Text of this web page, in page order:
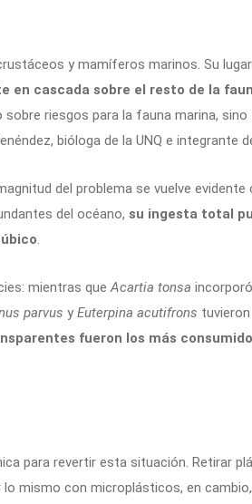
y mamíferos marinos. Su
en cascada sobre el resto de la
riesgos para la fauna marina, sino
bióloga de la UNQ e integrante
del problema se vuelve evidente
del océano, su ingesta total
.
mientras queAcartia tonsa
parvus y Euterpina acutifrons
fueron los más
para revertir esta situación. Retirar
mismo con microplásticos, en